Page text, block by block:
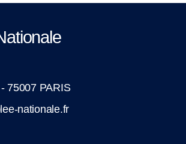
75007 PARIS
nationale.fr